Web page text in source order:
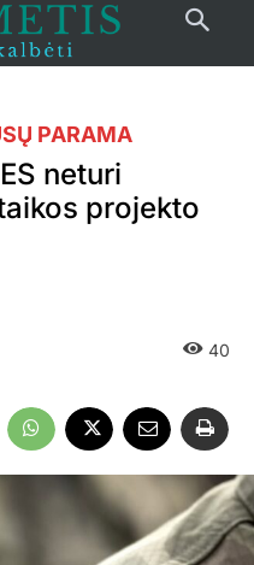
PARAMA
neturi
projekto
40